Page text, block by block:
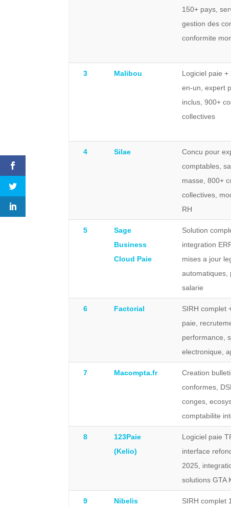
150+ pays,
gestion des
conformite
3 Malibou
Logiciel paie +
en-un, expert
inclus, 900+
collectives
4 Silae
Concu pour
comptables,
masse, 800+
collectives,
RH
5
Sage
Business
Cloud Paie
Solution
integration
mises a jour
automatiques,
salarie
6 Factorial
SIRH complet
paie,
performance,
electronique,
7 Macompta.fr
Creation
conformes,
conges,
comptabilite
8
123Paie
(Kelio)
Logiciel paie
interface
2025,
solutions GTA
9 Nibelis
SIRH complet